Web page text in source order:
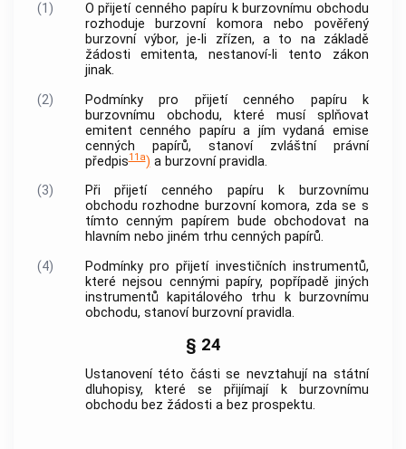
(1) O přijetí cenného papíru kburzovnímu obchodu
rozhodujeburzovní komora nebo pověřený
burzovní výbor, je-li zřízen, a to na základě
žádosti emitenta, nestanoví-li tento zákon
jinak.
(2)
Podmínky pro přijetí cenného papíru k
burzovnímu obchodu, které musí splňovat
emitentcenného papíru a jím vydaná emise
cenných papírů, stanoví zvláštní právní
předpis11a) a burzovní pravidla.
(3)
Při přijetícenného papíru k
burzovnímu
obchodu rozhodne burzovní komora, zda se s
tímtocenným papírem bude obchodovat na
hlavním nebo jiném trhu cenných papírů.
(4)
Podmínky pro přijetí investičních instrumentů,
které nejsou cennými papíry, popřípadě jiných
instrumentů kapitálového trhu k
burzovnímu
obchodu, stanoví burzovní pravidla.
§ 24
Ustanovení této části se nevztahují na státní
dluhopisy, které se přijímají k
burzovnímu
obchodu bez žádosti a bez prospektu.